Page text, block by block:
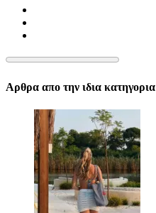
Αρθρα απο την ιδια κατηγορια